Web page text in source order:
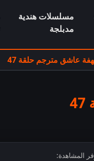
مسلسلات هندية
مدبلجة
عاشق مترجم حلقة 47
المشاهدة: